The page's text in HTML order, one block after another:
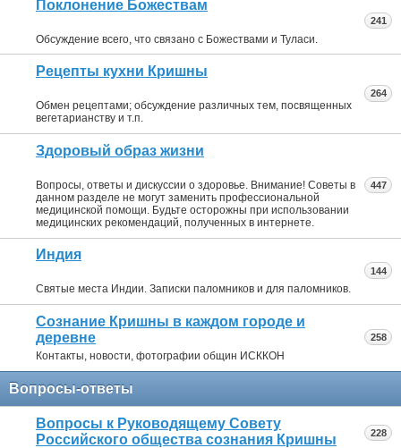
Поклонение Божествам
Обсуждение всего, что связано с Божествами и Туласи.
241
Рецепты кухни Кришны
Обмен рецептами; обсуждение различных тем, посвященных
вегетарианству и т.п.
264
Здоровый образ жизни
Вопросы, ответы и дискуссии о здоровье. Внимание! Советы в
данном разделе не могут заменить профессиональной
медицинской помощи. Будьте осторожны при использовании
медицинских рекомендаций, полученных в интернете.
447
Индия
Святые места Индии. Записки паломников и для паломников.
144
Сознание Кришны в каждом городе и
деревне
Контакты, новости, фотографии общин ИСККОН
258
Вопросы-ответы
Вопросы к Руководящему Совету
Российского общества сознания Кришны
228